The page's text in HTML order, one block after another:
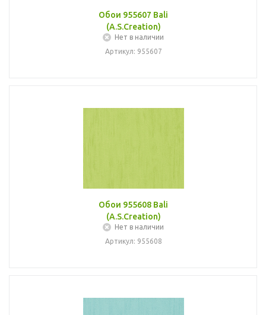
Обои 955607 Bali
(A.S.Creation)
Нет в наличии
Артикул: 955607
Обои 955608 Bali
(A.S.Creation)
Нет в наличии
Артикул: 955608